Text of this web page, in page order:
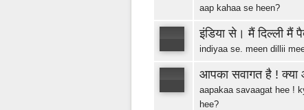
aap kahaa se heen?
इंडिया से। मैं दिल्ली मैं
indiyaa se. meen dillii
आपका सवागत है ! क्या
aapakaa savaagat hee !
hee?